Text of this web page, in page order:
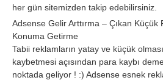
her gün sitemizden takip edebilirsiniz.
Adsense Gelir Arttırma – Çıkan Küçük
Konuma Getirme
Tabii reklamların yatay ve küçük
kaybetmesi açısından para kaybı
noktada geliyor ! :) Adsense esnek